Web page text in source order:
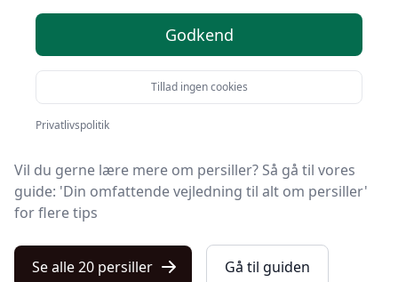
persiller. Vi har udvalgt 20 produkter til dig!
fragt? Eller har du allerede en bestemt model i
tankerne? Du finder det hele blandt de 20 produkter
på listen her.
Vil du gerne lære mere om persiller? Så gå til vores
guide: 'Din omfattende vejledning til alt om persiller'
for flere tips
Se alle 20 persiller Gå til guiden
Godkend
Tillad ingen cookies
Privatlivspolitik